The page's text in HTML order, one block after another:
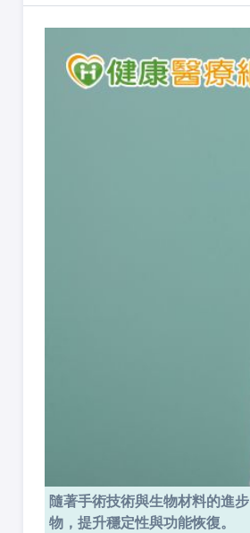
隨著手術技術與生物材料的進
物，提升穩定性與功能恢復。